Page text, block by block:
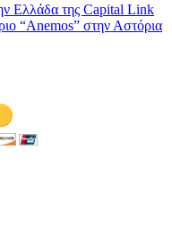
Ελλάδα της Capital Link
“Anemos” στην Αστόρια